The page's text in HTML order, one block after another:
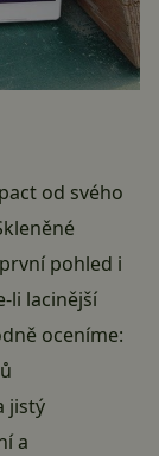
od svého
pohled i
li lacinější
oceníme:
jistý
a